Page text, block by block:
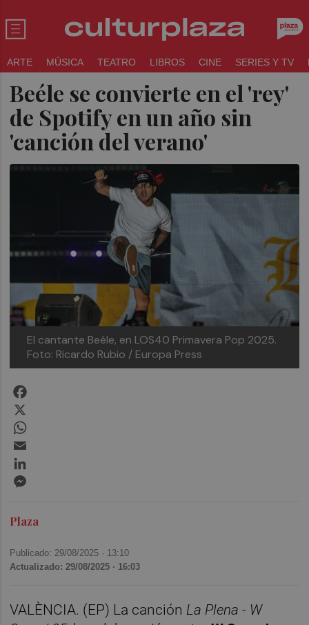
ARTE MÚSICA TEATRO LIBROS CINE SERIES Y TV
Beéle se convierte en el 'rey'
de Spotify en un año sin
'canción del verano'
El cantante Beéle, en LOS40 Primavera Pop 2025.
Foto: Ricardo Rubio / Europa Press
Plaza
Publicado: 29/08/2025 · 13:10
Actualizado: 29/08/2025 · 16:03
VALÈNCIA. (EP) La canción La Plena - W